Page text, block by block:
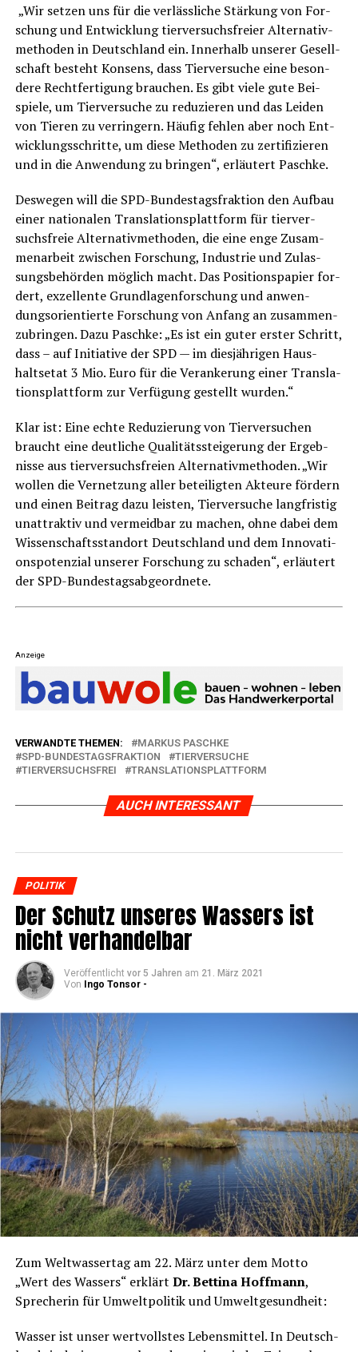
„Wir set­zen uns für die ver­läss­li­che Stär­kung von For­
schung und Ent­wick­lung tier­ver­suchs­frei­er Alter­na­tiv­
me­tho­den in Deutsch­land ein. Inner­halb unse­rer Gesell­
schaft besteht Kon­sens, dass Tier­ver­su­che eine beson­
de­re Recht­fer­ti­gung brau­chen. Es gibt vie­le gute Bei­
spie­le, um Tier­ver­su­che zu redu­zie­ren und das Lei­den
von Tie­ren zu ver­rin­gern. Häu­fig feh­len aber noch Ent­
wick­lungs­schrit­te, um die­se Metho­den zu zer­ti­fi­zie­ren
und in die Anwen­dung zu brin­gen“, erläu­tert Paschke.
Des­we­gen will die SPD-Bun­des­tags­frak­ti­on den Auf­bau
einer natio­na­len Trans­la­ti­ons­platt­form für tier­ver­
suchs­freie Alter­na­tiv­me­tho­den, die eine enge Zusam­
men­ar­beit zwi­schen For­schung, Indus­trie und Zulas­
sungs­be­hör­den mög­lich macht. Das Posi­ti­ons­pa­pier for­
dert, exzel­len­te Grund­la­gen­for­schung und anwen­
dungs­ori­en­tier­te For­schung von Anfang an zusam­men­
zu­brin­gen. Dazu Pasch­ke: „Es ist ein guter ers­ter Schritt,
dass – auf Initia­ti­ve der SPD — im dies­jäh­ri­gen Haus­
halts­etat 3 Mio. Euro für die Ver­an­ke­rung einer Trans­la­
ti­ons­platt­form zur Ver­fü­gung gestellt wurden.“
Klar ist: Eine ech­te Redu­zie­rung von Tier­ver­su­chen
braucht eine deut­li­che Qua­li­täts­stei­ge­rung der Ergeb­
nis­se aus tier­ver­suchs­frei­en Alter­na­tiv­me­tho­den. „Wir
wol­len die Ver­net­zung aller betei­lig­ten Akteu­re för­dern
und einen Bei­trag dazu leis­ten, Tier­ver­su­che lang­fris­tig
unat­trak­tiv und ver­meid­bar zu machen, ohne dabei dem
Wis­sen­schafts­stand­ort Deutsch­land und dem Inno­va­ti­
ons­po­ten­zi­al unse­rer For­schung zu scha­den“, erläu­tert
der SPD-Bundestagsabgeordnete.
Anzeige
VERWANDTE THEMEN:
MARKUS PASCHKE
SPD-BUNDESTAGSFRAKTION
TIERVERSUCHE
TIERVERSUCHSFREI
TRANSLATIONSPLATTFORM
AUCH INTERESSANT
POLITIK
Der Schutz unse­res Was­sers ist
nicht verhandelbar
Veröffentlicht vor 5 Jahren am 21. März 2021
Von
Ingo Tonsor -
Zum Welt­was­ser­tag am 22. März unter dem Mot­to
„Wert des Was­sers“ erklärt Dr. Bet­ti­na Hoff­mann,
Spre­che­rin für Umwelt­po­li­tik und Umweltgesundheit:
Was­ser ist unser wert­volls­tes Lebens­mit­tel. In Deutsch­